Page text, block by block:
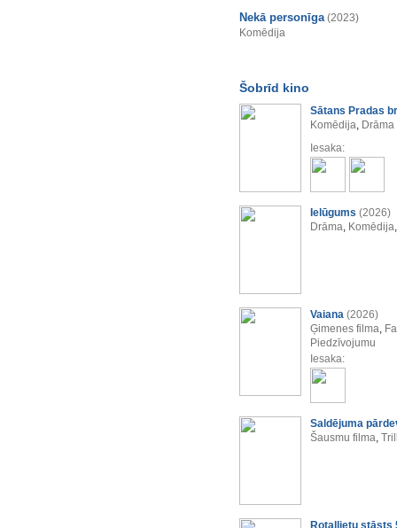
Nekā personīga (2023)
Komēdija
Šobrīd kino
Sātans Pradas
Komēdija, Drāma
Iesaka:
Ielūgums (2026)
Drāma, Komēdija
Vaiana (2026)
Ģimenes filma,
Piedzīvojumu
Iesaka:
Saldējuma
Šausmu filma,
Rotaļlietu stāsts